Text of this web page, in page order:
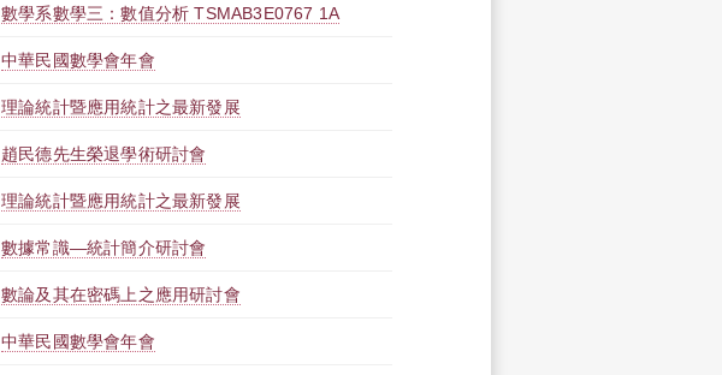
數學系數學三：數值分析 TSMAB3E0767 1A
中華民國數學會年會
理論統計暨應用統計之最新發展
趙民德先生榮退學術研討會
理論統計暨應用統計之最新發展
數據常識—統計簡介研討會
數論及其在密碼上之應用研討會
中華民國數學會年會